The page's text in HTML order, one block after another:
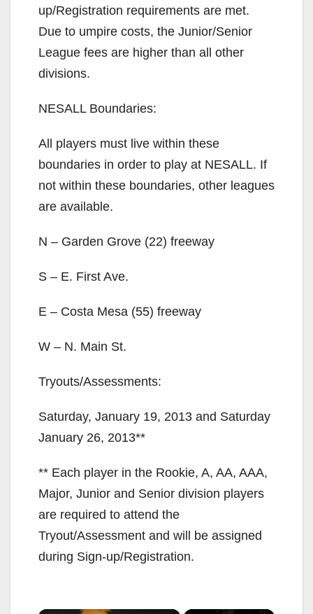
up/Registration requirements are met.
Due to umpire costs, the Junior/Senior
League fees are higher than all other
divisions.
NESALL Boundaries:
All players must live within these
boundaries in order to play at NESALL. If
not within these boundaries, other leagues
are available.
N – Garden Grove (22) freeway
S – E. First Ave.
E – Costa Mesa (55) freeway
W – N. Main St.
Tryouts/Assessments:
Saturday, January 19, 2013 and Saturday
January 26, 2013**
** Each player in the Rookie, A, AA, AAA,
Major, Junior and Senior division players
are required to attend the
Tryout/Assessment and will be assigned
during Sign-up/Registration.